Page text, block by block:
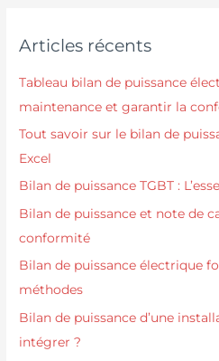
Articles récents
Tableau bilan de puissance
maintenance et garantir la
Tout savoir sur le bilan de
Excel
Bilan de puissance TGBT :
Bilan de puissance et note de
conformité
Bilan de puissance électrique
méthodes
Bilan de puissance d’une
intégrer ?